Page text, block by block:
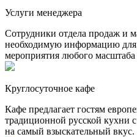
Услуги менеджера
Сотрудники отдела продаж и
необходимую информацию
мероприятия любого
Круглосуточное кафе
Кафе предлагает гостям
традиционной русской кухни
на самый взыскательный вкус.